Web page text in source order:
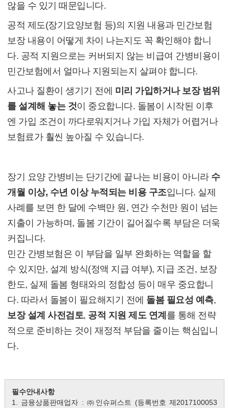
않을 수 있기 때문입니다.
공적 제도(장기요양보험 등)의 지원 내용과 민간보험
보장 내용이 어떻게 차이 나는지도 꼭 확인해야 합니
다. 공적 지원으로는 커버되지 않는 비급여 간병비용이
민간보험에서 얼마나 지원되는지 살펴야 합니다.
사고나 질환이 생기기 전에 미리 가입하거나 보장 범위
를 설계해 놓는 것이 중요합니다. 돌봄이 시작된 이후
엔 가입 조건이 까다로워지거나 가입 자체가 어렵거나
보험료가 훨씬 높아질 수 있습니다.
장기 요양 간병비는 단기간에 끝나는 비용이 아니라 수
개월 이상, 수년 이상 누적되는 비용 구조입니다. 실제
사례를 보면 한 달에 수백만 원, 연간 수천만 원이 넘는
지출이 가능하며, 돌봄 기간이 길어질수록 부담은 더욱
커집니다.
민간 간병보험은 이 부담을 일부 완화하는 역할을 할
수 있지만, 설계 방식(정액 지급 여부), 지급 조건, 보장
한도, 실제 돌봄 형태와의 정합성 등이 매우 중요합니
다. 따라서 돌봄이 필요해지기 전에 돌봄 필요성 예측,
보장 설계 사전검토, 공적 지원 제도 연계 를 통해 전략
적으로 준비하는 것이 재정적 부담을 줄이는 핵심입니
다.
필수안내사항
1. 금융상품판매업자 : ㈜인슈퍼스트 (등록번호 제2017100053